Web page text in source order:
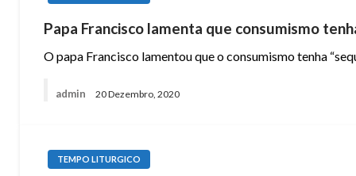
Papa Francisco lamenta que consumismo
O papa Francisco lamentou que o consumismo tenha
admin 20 Dezembro, 2020
TEMPO LITURGICO